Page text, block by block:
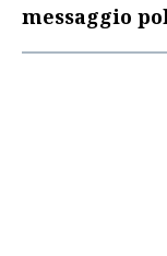
messaggio